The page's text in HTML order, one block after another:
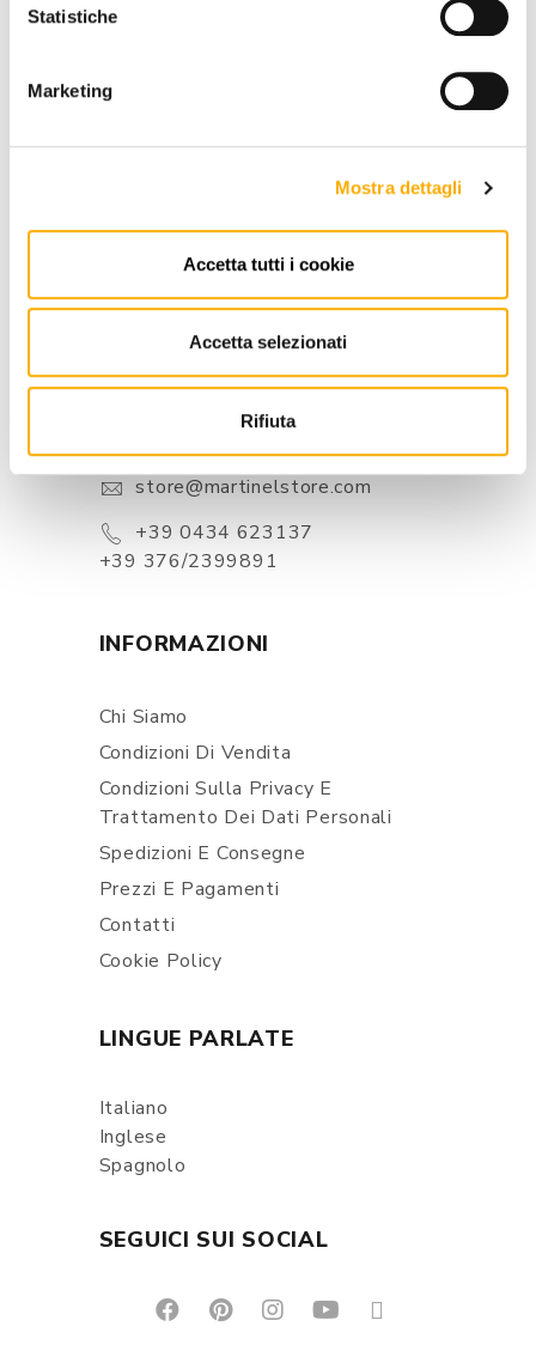
Statistiche
Marketing
Mostra dettagli
Accetta tutti i cookie
Accetta selezionati
Rifiuta
BRAND
CONTATTI
Via Pordenone, 1 - Poincicco Di
store@martinelstore.com
+39 0434 623137
+39 376/2399891
INFORMAZIONI
Chi Siamo
Condizioni Di Vendita
Condizioni Sulla Privacy E
Trattamento Dei Dati Personali
Spedizioni E Consegne
Prezzi E Pagamenti
Contatti
Cookie Policy
LINGUE PARLATE
Italiano
Inglese
Spagnolo
SEGUICI SUI SOCIAL